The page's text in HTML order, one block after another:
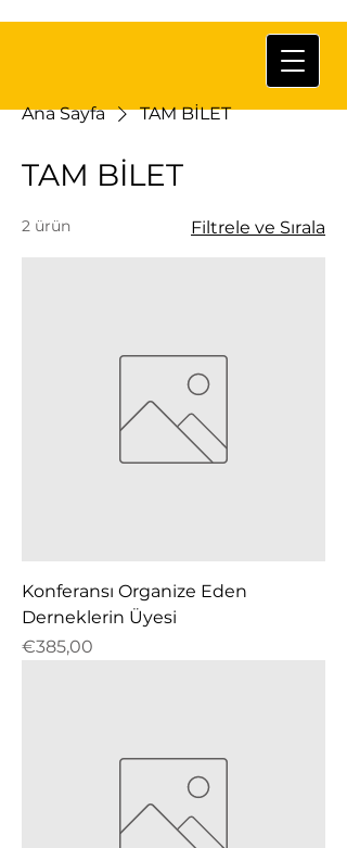
Ana Sayfa TAM BİLET
TAM BİLET
2 ürün Filtrele ve Sırala
Konferansı Organize Eden
Derneklerin Üyesi
Fiyat
€385,00